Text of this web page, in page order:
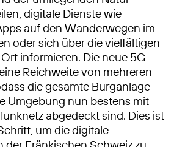
digitale Dienste wie
auf den Wanderwegen im
oder sich über die vielfältigen
informieren. Die neue 5G-
Reichweite von mehreren
die gesamte Burganlage
Umgebung nun bestens mit
abgedeckt sind. Dies ist
um die digitale